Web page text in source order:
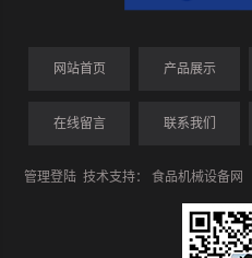
网站首页 产品展示
在线留言 联系我们
管理登陆 技术支持：食品机械设备网